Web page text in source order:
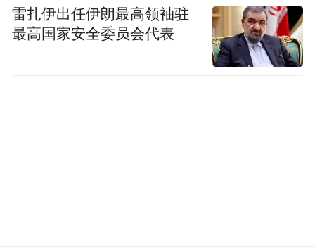
雷扎伊出任伊朗最高领袖驻
最高国家安全委员会代表